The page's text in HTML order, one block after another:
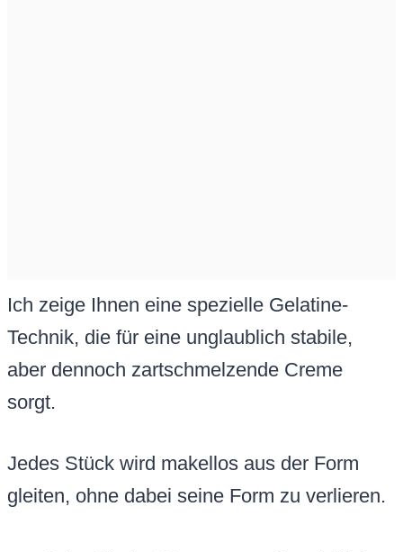
Ich zeige Ihnen eine spezielle Gelatine-
Technik, die für eine unglaublich stabile,
aber dennoch zartschmelzende Creme
sorgt.
Jedes Stück wird makellos aus der Form
gleiten, ohne dabei seine Form zu verlieren.